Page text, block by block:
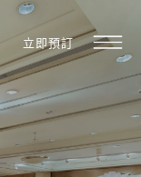
立即預訂